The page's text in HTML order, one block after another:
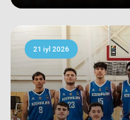
21 iyl 2026